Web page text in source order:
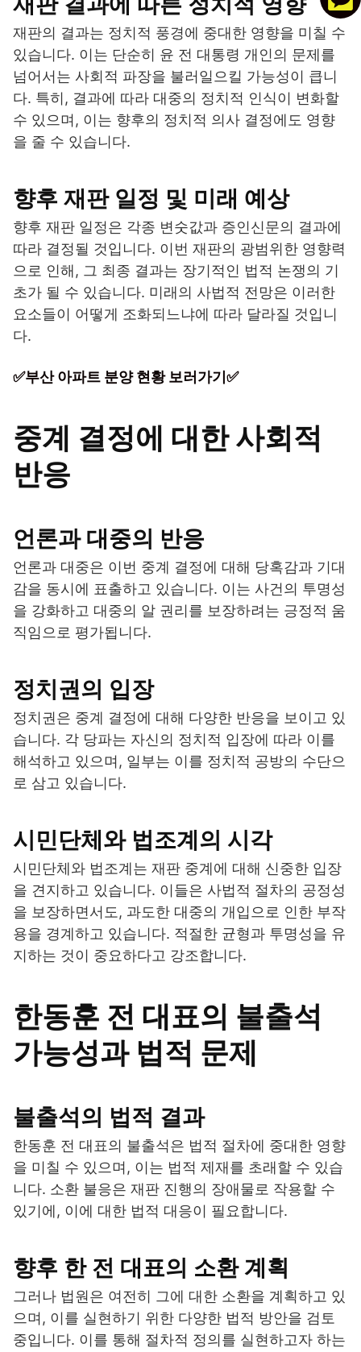
재판의 결과는 정치적 풍경에 중대한 영향을 미칠 수
있습니다. 이는 단순히 윤 전 대통령 개인의 문제를
넘어서는 사회적 파장을 불러일으킬 가능성이 큽니
다. 특히, 결과에 따라 대중의 정치적 인식이 변화할
수 있으며, 이는 향후의 정치적 의사 결정에도 영향
을 줄 수 있습니다.
향후 재판 일정 및 미래 예상
향후 재판 일정은 각종 변숫값과 증인신문의 결과에
따라 결정될 것입니다. 이번 재판의 광범위한 영향력
으로 인해, 그 최종 결과는 장기적인 법적 논쟁의 기
초가 될 수 있습니다. 미래의 사법적 전망은 이러한
요소들이 어떻게 조화되느냐에 따라 달라질 것입니
다.
✅부산 아파트 분양 현황 보러가기✅
중계 결정에 대한 사회적
반응
언론과 대중의 반응
언론과 대중은 이번 중계 결정에 대해 당혹감과 기대
감을 동시에 표출하고 있습니다. 이는 사건의 투명성
을 강화하고 대중의 알 권리를 보장하려는 긍정적 움
직임으로 평가됩니다.
정치권의 입장
정치권은 중계 결정에 대해 다양한 반응을 보이고 있
습니다. 각 당파는 자신의 정치적 입장에 따라 이를
해석하고 있으며, 일부는 이를 정치적 공방의 수단으
로 삼고 있습니다.
시민단체와 법조계의 시각
시민단체와 법조계는 재판 중계에 대해 신중한 입장
을 견지하고 있습니다. 이들은 사법적 절차의 공정성
을 보장하면서도, 과도한 대중의 개입으로 인한 부작
용을 경계하고 있습니다. 적절한 균형과 투명성을 유
지하는 것이 중요하다고 강조합니다.
한동훈 전 대표의 불출석
가능성과 법적 문제
불출석의 법적 결과
한동훈 전 대표의 불출석은 법적 절차에 중대한 영향
을 미칠 수 있으며, 이는 법적 제재를 초래할 수 있습
니다. 소환 불응은 재판 진행의 장애물로 작용할 수
있기에, 이에 대한 법적 대응이 필요합니다.
향후 한 전 대표의 소환 계획
그러나 법원은 여전히 그에 대한 소환을 계획하고 있
으며, 이를 실현하기 위한 다양한 법적 방안을 검토
중입니다. 이를 통해 절차적 정의를 실현하고자 하는